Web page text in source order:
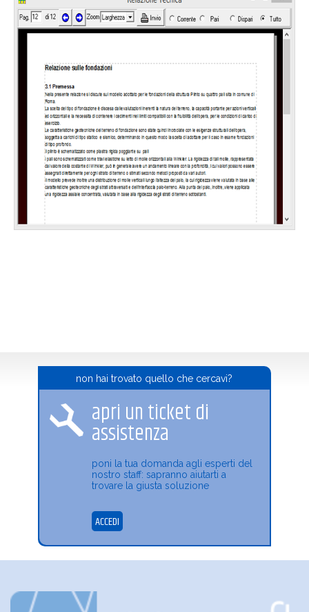
non hai trovato quello che cercavi?
apri un ticket di
assistenza
poni la tua domanda agli esperti del
nostro staff: sapranno aiutarti a
trovare la giusta soluzione
ACCEDI